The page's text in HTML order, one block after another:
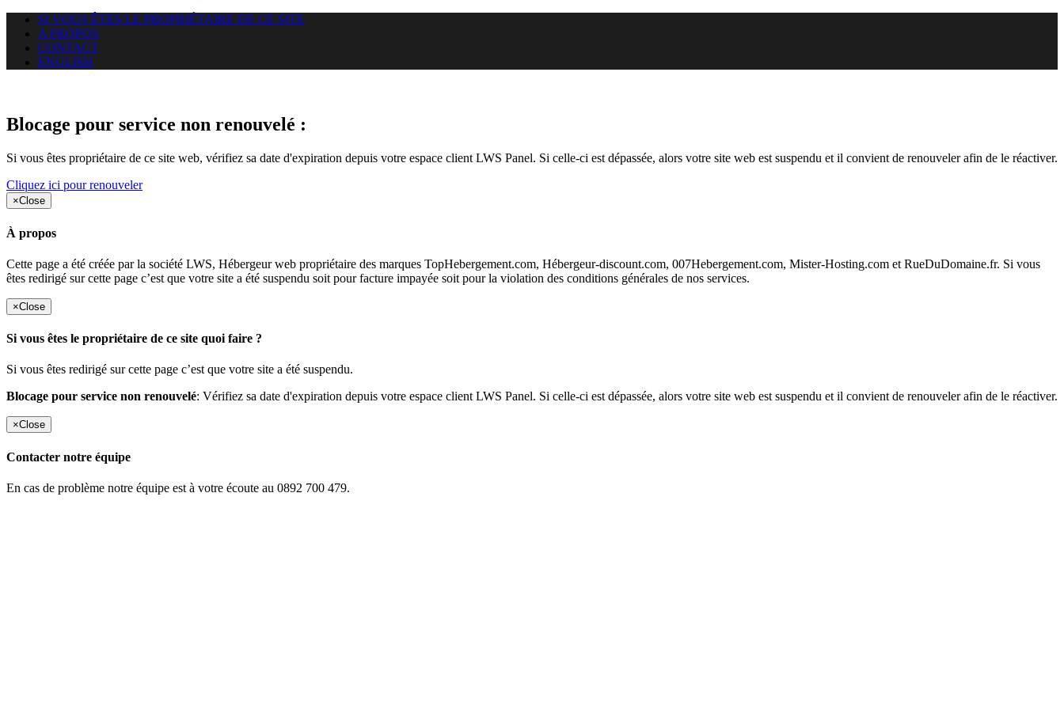
SI VOUS ÊTES LE PROPRIÉTAIRE DE CE SITE
A PROPOS
CONTACT
ENGLISH
Blocage pour service non renouvelé :
Si vous êtes propriétaire de ce site web, vérifiez sa date d'expiration depuis votre espace client LWS Panel. Si celle-ci est dépassée, alors votre site web est suspendu et il convient de renouveler afin de le réactiver.
Cliquez ici pour renouveler
×Close
À propos
Cette page a été créée par la société LWS, Hébergeur web propriétaire des marques TopHebergement.com, Hébergeur-discount.com, 007Hebergement.com, Mister-Hosting.com et RueDuDomaine.fr. Si vous
êtes redirigé sur cette page c’est que votre site a été suspendu soit pour facture impayée soit pour la violation des conditions générales de nos services.
×Close
Si vous êtes le propriétaire de ce site quoi faire ?
Si vous êtes redirigé sur cette page c’est que votre site a été suspendu.
Blocage pour service non renouvelé: Vérifiez sa date d'expiration depuis votre espace client LWS Panel. Si celle-ci est dépassée, alors votre site web est suspendu et il convient de renouveler afin de le réactiver.
×Close
Contacter notre équipe
En cas de problème notre équipe est à votre écoute au 0892 700 479.